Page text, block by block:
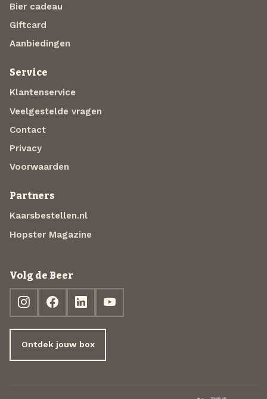
Bier cadeau
Giftcard
Aanbiedingen
Service
Klantenservice
Veelgestelde vragen
Contact
Privacy
Voorwaarden
Partners
Kaarsbestellen.nl
Hopster Magazine
Volg de Beer
Ontdek jouw box